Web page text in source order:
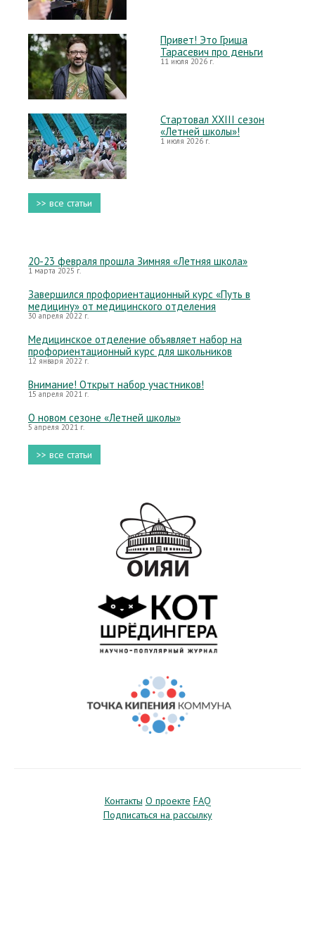
Привет! Это Гриша
Тарасевич про деньги
11 июля 2026 г.
Стартовал XXIII сезон
«Летней школы»!
1 июля 2026 г.
>> все статьи
20-23 февраля прошла Зимняя «Летняя школа»
1 марта 2025 г.
Завершился профориентационный курс «Путь в
медицину» от медицинского отделения
30 апреля 2022 г.
Медицинское отделение объявляет набор на
профориентационный курс для школьников
12 января 2022 г.
Внимание! Открыт набор участников!
15 апреля 2021 г.
О новом сезоне «Летней школы»
5 апреля 2021 г.
>> все статьи
Контакты О проекте FAQ
Подписаться на рассылку